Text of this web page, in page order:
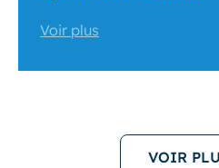
Voir plus
VOIR